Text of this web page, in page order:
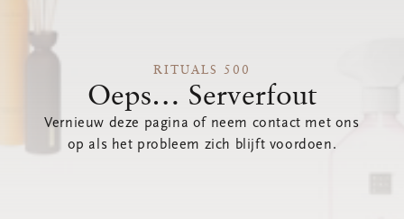
RITUALS 500
Oeps… Serverfout
Vernieuw deze pagina of neem contact met ons
op als het probleem zich blijft voordoen.